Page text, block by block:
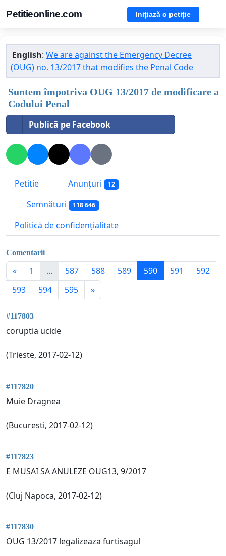
Petitieonline.com Inițiază o petiție
English:We are against the Emergency Decree
(OUG) no. 13/2017 that modifies the Penal Code
Suntem împotriva OUG 13/2017 de modificare a
Codului Penal
Publică pe Facebook
Petitie Anunțuri 12
Semnături 118 646
Politică de confidențialitate
Comentarii
« 1 ... 587 588 589 590 591
592
593
594 595 »
#117803
coruptia ucide
(Trieste, 2017-02-12)
#117820
Muie Dragnea
(Bucuresti, 2017-02-12)
#117823
E MUSAI SA ANULEZE OUG13, 9/2017
(Cluj Napoca, 2017-02-12)
#117830
OUG 13/2017 legalizeaza furtisagul